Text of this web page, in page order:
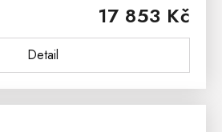
17 853 Kč
Detail
knihovna CORDOBA Slim...